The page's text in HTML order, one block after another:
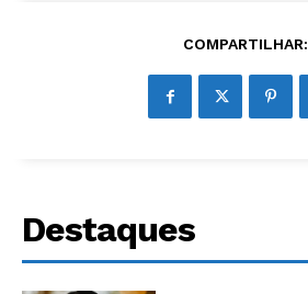
COMPARTILHAR:
Destaques